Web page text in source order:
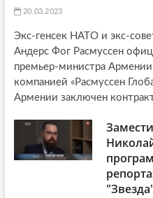
20.03.2023
Экс-генсек НАТО и экс-
Андерс Фог Расмуссен
премьер-министра
компанией «Расмуссен
Армении заключен